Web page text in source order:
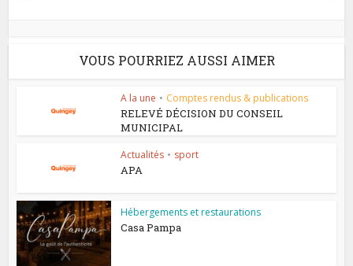
VOUS POURRIEZ AUSSI AIMER
A la une • Comptes rendus & publications
RELEVÉ DÉCISION DU CONSEIL
MUNICIPAL
Actualités • sport
APA
Hébergements et restaurations
Casa Pampa